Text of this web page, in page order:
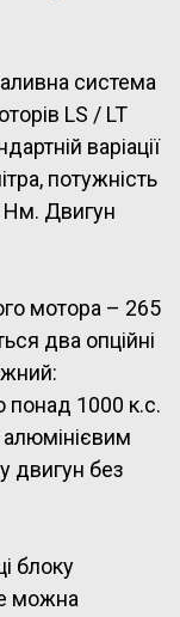
система
LS / LT
варіації
потужність
Нм. Двигун
мотора – 265
два опційні
понад 1000 к.с.
двигун без
блоку
можна